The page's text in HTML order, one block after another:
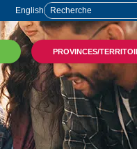
English
PROVINCES/